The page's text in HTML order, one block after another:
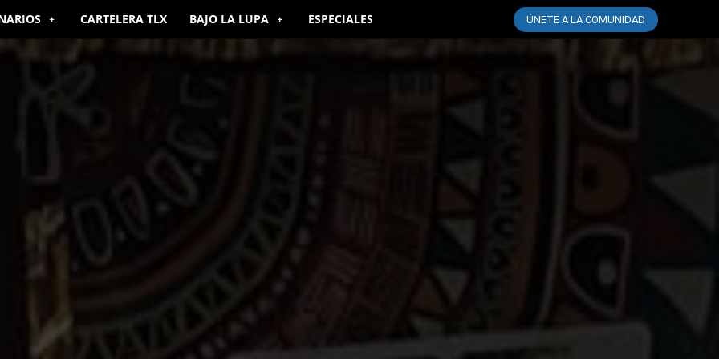
CARTELERA TLX BAJO LA LUPA ESPECIALES ÚNETE A LA COMUNIDAD